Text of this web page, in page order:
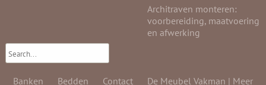
Architraven monteren:
voorbereiding, maatvoering
en afwerking
Banken Bedden Contact De Meubel Vakman | Meer